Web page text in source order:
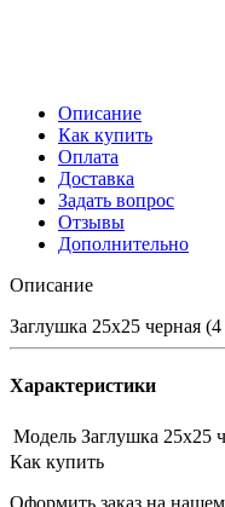
Описание
Как купить
Оплата
Доставка
Задать вопрос
Отзывы
Дополнительно
Описание
Заглушка 25х25 черная
Характеристики
Модель Заглушка 25х25
Как купить